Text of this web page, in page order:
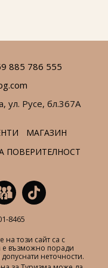
за
885 786 555
ул. Русе, бл.367А
МАГАЗИН
ПОВЕРИТЕЛНОСТ
8465
на този сайт са с
възможно поради
неточности.